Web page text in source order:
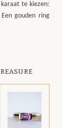
te kiezen:
gouden ring